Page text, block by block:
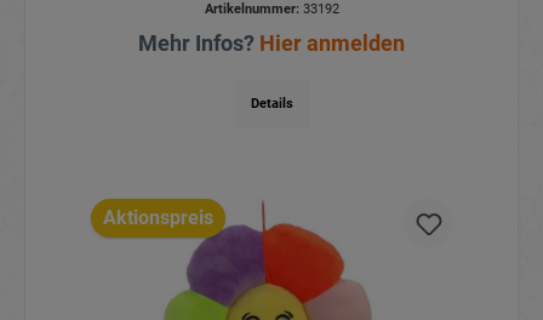
Artikelnummer:33192
Mehr Infos? Hier anmelden
Details
Aktionspreis